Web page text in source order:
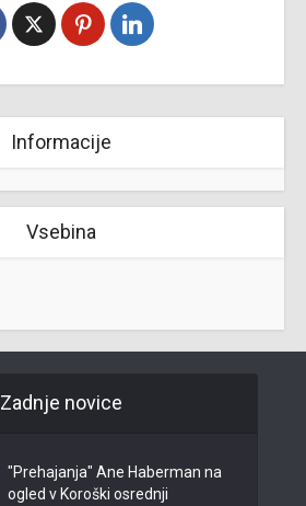
Informacije
Vsebina
Zadnje novice
"Prehajanja" Ane Haberman na
ogled v Koroški osrednji